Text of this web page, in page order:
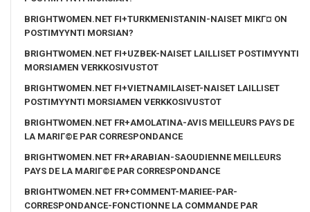
BRIGHTWOMEN.NET FI+TURKMENISTANIN-NAISET MIKГ¤ ON
POSTIMYYNTI MORSIAN?
BRIGHTWOMEN.NET FI+UZBEK-NAISET LAILLISET POSTIMYYNTI
MORSIAMEN VERKKOSIVUSTOT
BRIGHTWOMEN.NET FI+VIETNAMILAISET-NAISET LAILLISET
POSTIMYYNTI MORSIAMEN VERKKOSIVUSTOT
BRIGHTWOMEN.NET FR+AMOLATINA-AVIS MEILLEURS PAYS DE
LA MARIГ©E PAR CORRESPONDANCE
BRIGHTWOMEN.NET FR+ARABIAN-SAOUDIENNE MEILLEURS
PAYS DE LA MARIГ©E PAR CORRESPONDANCE
BRIGHTWOMEN.NET FR+COMMENT-MARIEE-PAR-
CORRESPONDANCE-FONCTIONNE LA COMMANDE PAR